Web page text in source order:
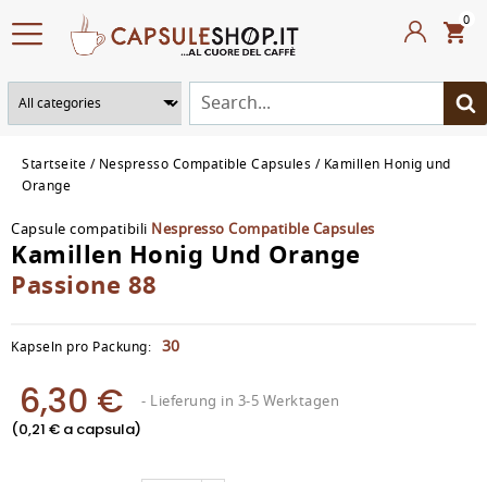
0
Startseite Nespresso Compatible Capsules
Kamillen Honig und
Orange
Capsule compatibili Nespresso Compatible Capsules
Kamillen Honig Und Orange
Passione 88
Kapseln pro Packung: 30
6,30 €
(0,21 € a capsula)
- Lieferung in 3-5 Werktagen